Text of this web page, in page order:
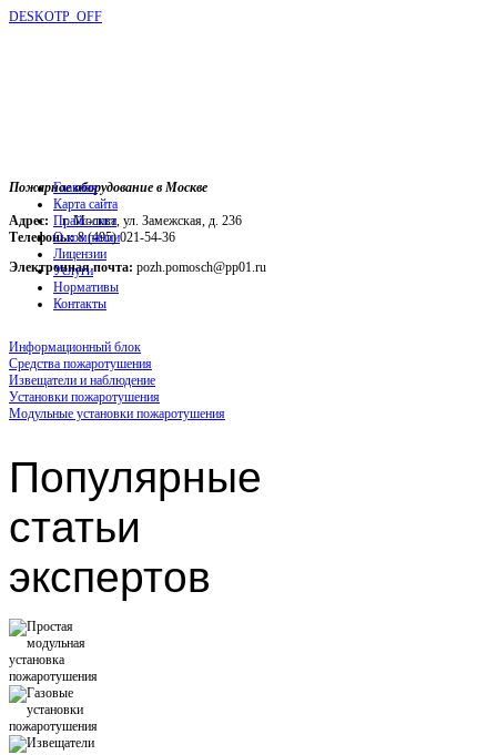
DESKOTP_OFF
Пожарное оборудование в Москве
Адрес: г. Москва, ул. Замежская, д. 236
Телефоны:8 (495) 021-54-36
Электронная почта: pozh.pomosch@pp01.ru
Главная
Карта сайта
Прайс-лист
О компании
Лицензии
Услуги
Нормативы
Контакты
Информационный блок
Средства пожаротушения
Извещатели и наблюдение
Установки пожаротушения
Модульные установки пожаротушения
Популярные
статьи
экспертов